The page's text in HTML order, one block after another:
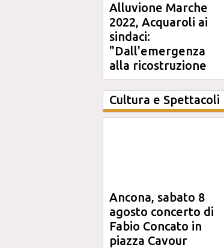
Alluvione Marche
2022, Acquaroli ai
sindaci:
"Dall'emergenza
alla ricostruzione
definitiva"
Cultura e Spettacoli
Ancona, sabato 8
agosto concerto di
Fabio Concato in
piazza Cavour